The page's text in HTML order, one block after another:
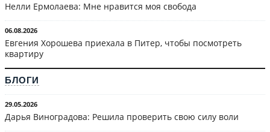
Нелли Ермолаева: Мне нравится моя свобода
06.08.2026
Евгения Хорошева приехала в Питер, чтобы посмотреть
квартиру
БЛОГИ
29.05.2026
Дарья Виноградова: Решила проверить свою силу воли